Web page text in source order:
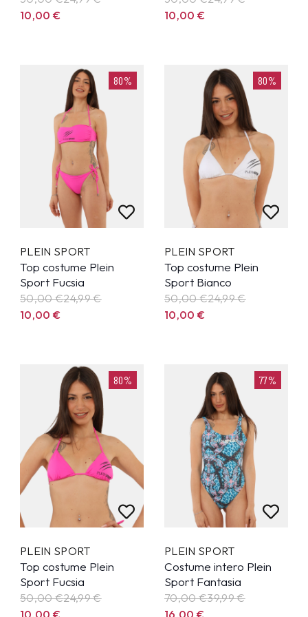
10,00€
10,00€
80%
PLEIN SPORT
Top costume Plein
Sport Fucsia
50,00 €24,99€
10,00€
80%
PLEIN SPORT
Top costume Plein
Sport Bianco
50,00 €24,99€
10,00€
80%
PLEIN SPORT
Top costume Plein
Sport Fucsia
50,00 €24,99€
10,00€
77%
PLEIN SPORT
Costume intero Plein
Sport Fantasia
70,00 €39,99€
16,00€